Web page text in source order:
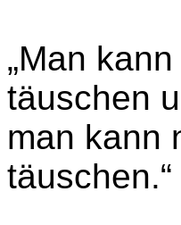
„Man
täuschen
man kann